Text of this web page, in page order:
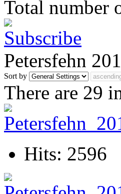
Total number
Petersfehn
Sort by
There are 29
Hits: 2596